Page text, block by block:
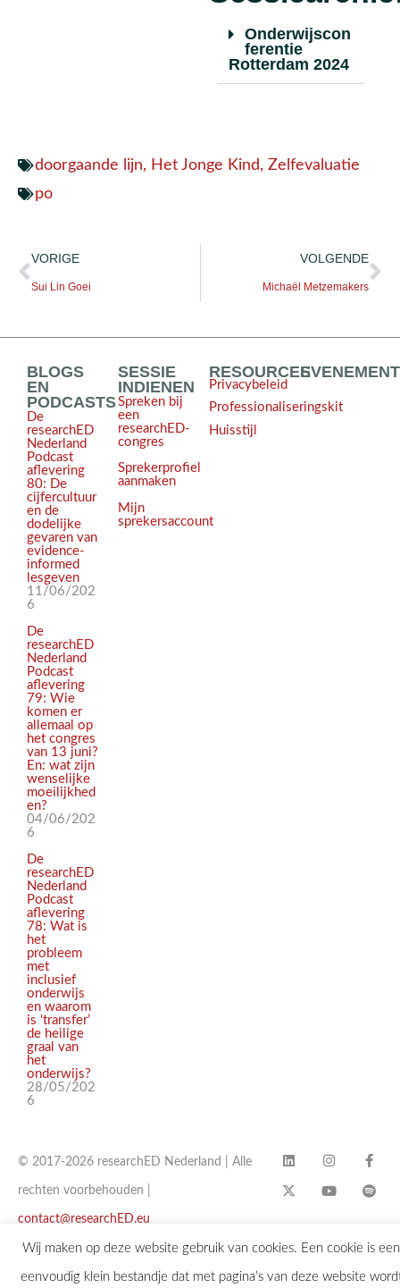
Onderwijscon
ferentie
Rotterdam 2024
doorgaande lijn, Het Jonge Kind, Zelfevaluatie
po
VORIGE
Sui Lin Goei
VOLGENDE
Michaël Metzemakers
BLOGS
EN
PODCASTS
De
researchED
Nederland
Podcast
aflevering
80: De
cijfercultuur
en de
dodelijke
gevaren van
evidence-
informed
lesgeven
11/06/202
6
De
researchED
Nederland
Podcast
aflevering
79: Wie
komen er
allemaal op
het congres
van 13 juni?
En: wat zijn
wenselijke
moeilijkhed
en?
04/06/202
6
De
researchED
Nederland
Podcast
aflevering
78: Wat is
het
probleem
met
inclusief
onderwijs
en waarom
is ‘transfer’
de heilige
graal van
het
onderwijs?
28/05/202
6
SESSIE
INDIENEN
Spreken bij
een
researchED-
congres
Sprekerprofiel
aanmaken
Mijn
sprekersaccount
RESOURCES
Privacybeleid
Professionaliseringskit
Huisstijl
© 2017-2026 researchED Nederland | Alle
rechten voorbehouden |
contact@researchED.eu
Wij maken op deze website gebruik van cookies. Een cookie is een
eenvoudig klein bestandje dat met pagina’s van deze website